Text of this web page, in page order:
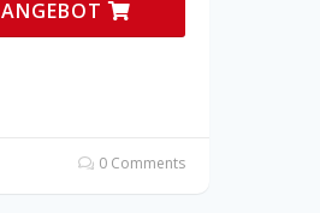
ANGEBOT
0 Comments